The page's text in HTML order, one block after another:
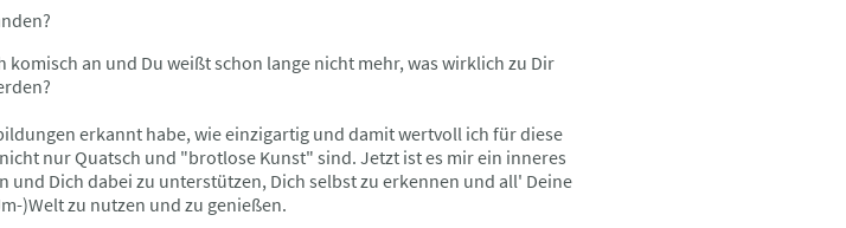
an und Du weißt schon lange nicht mehr, was wirklich zu Dir
erkannt habe, wie einzigartig und damit wertvoll ich für diese
nur Quatsch und "brotlose Kunst" sind. Jetzt ist es mir ein inneres
Dich dabei zu unterstützen, Dich selbst zu erkennen und all' Deine
)Welt zu nutzen und zu genießen.